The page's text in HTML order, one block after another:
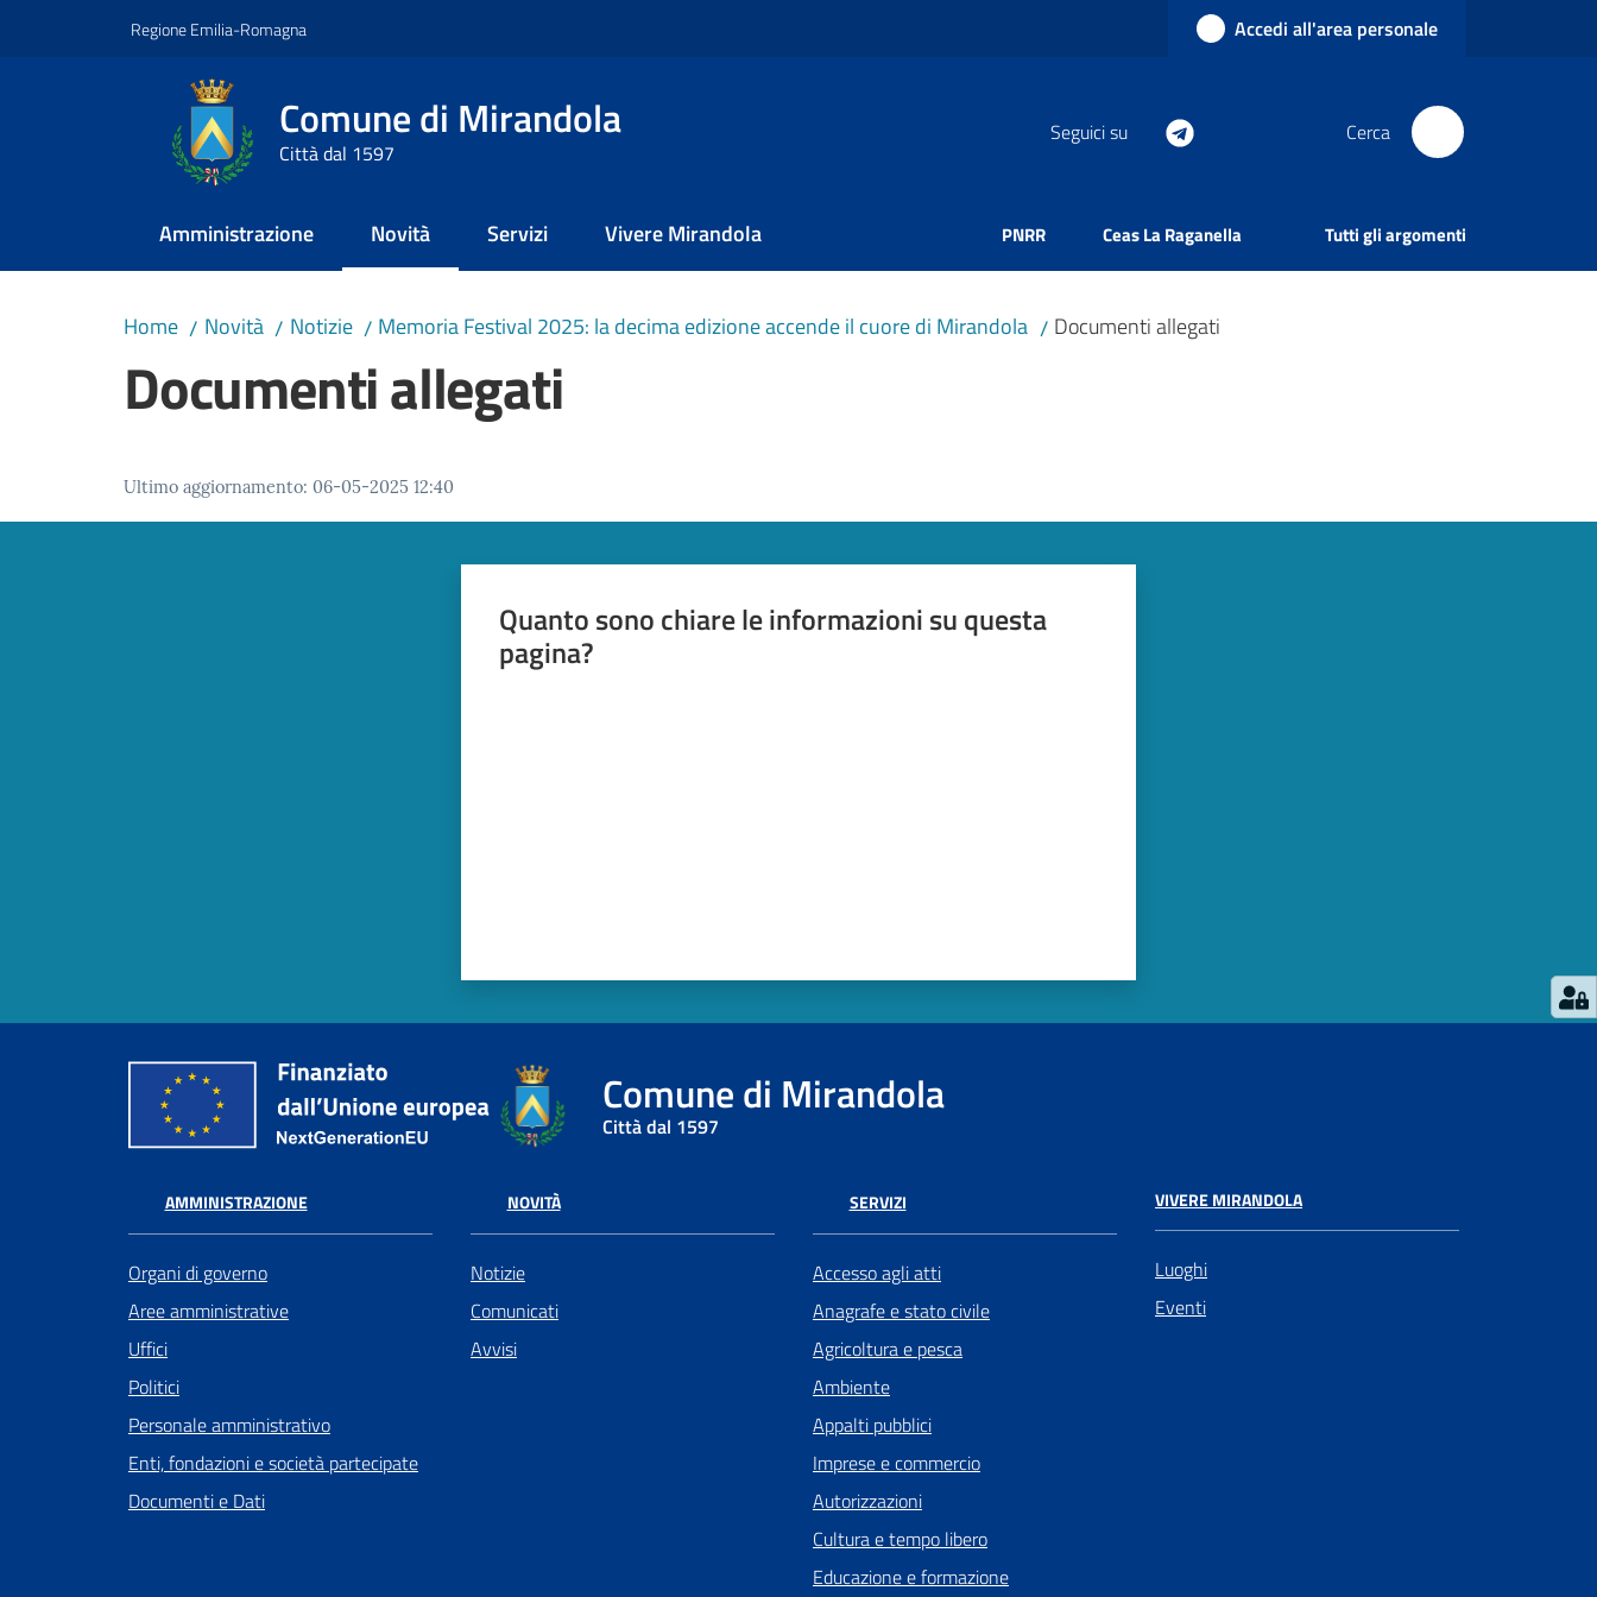
Regione Emilia-Romagna Accedi all'area personale
Comune di Mirandola
Città dal 1597
Seguici su Cerca
Amministrazione Novità
Menu selezionato
Servizi Vivere Mirandola PNRR Ceas La Raganella Tutti gli argomenti
Home / Novità / Notizie / Memoria Festival 2025: la decima edizione accende il cuore di Mirandola / Documenti allegati
Documenti allegati
Ultimo aggiornamento: 06-05-2025 12:40
Quanto sono chiare le informazioni su questa
pagina?
Comune di Mirandola
Città dal 1597
AMMINISTRAZIONE
Organi di governo
Aree amministrative
Uffici
Politici
Personale amministrativo
Enti, fondazioni e società partecipate
Documenti e Dati
NOVITÀ
Notizie
Comunicati
Avvisi
SERVIZI
Accesso agli atti
Anagrafe e stato civile
Agricoltura e pesca
Ambiente
Appalti pubblici
Imprese e commercio
Autorizzazioni
Cultura e tempo libero
Educazione e formazione
VIVERE MIRANDOLA
Luoghi
Eventi